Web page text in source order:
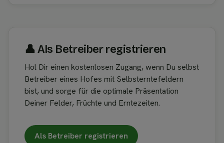
👤︎ Als Betreiber registrieren
Hol Dir einen kostenlosen Zugang, wenn Du selbst
Betreiber eines Hofes mit Selbsterntefeldern
bist, und sorge für die optimale Präsentation
Deiner Felder, Früchte und Erntezeiten.
Als Betreiber registrieren